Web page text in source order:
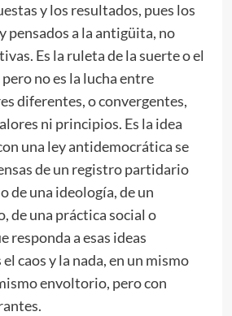
y los resultados, pues los
pensados a la antigüita, no
Es la ruleta de la suerte o el
no es la lucha entre
diferentes, o convergentes,
ni principios. Es la idea
una ley antidemocrática se
de un registro partidario
de una ideología, de un
de una práctica social o
responda a esas ideas
caos y la nada, en un mismo
envoltorio, pero con